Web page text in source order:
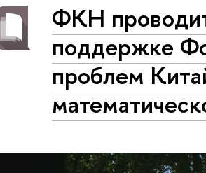
ФКН
поддержке
проблем